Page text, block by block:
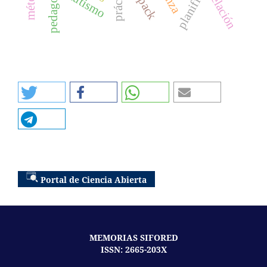
relación
tpack
Portal de Ciencia Abierta
MEMORIAS SIFORED
ISSN: 2665-203X